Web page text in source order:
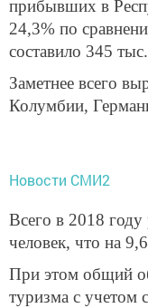
прибывших в
24,3% по
составило 345
Заметнее всего
Колумбии,
Новости СМИ2
Всего в 2018
человек, что на
При этом общий
туризма с учетом